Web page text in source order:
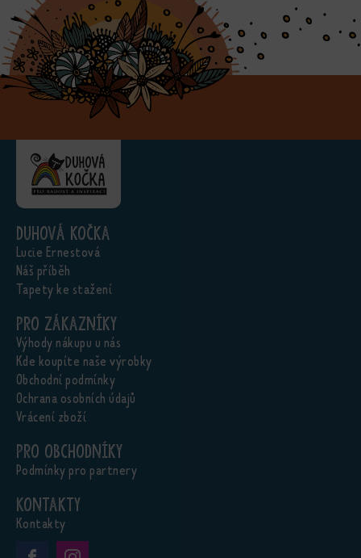
Duhová kočka
Lucie Ernestová
Náš příběh
Tapety ke stažení
Pro zákazníky
Výhody nákupu u nás
Kde koupíte naše výrobky
Obchodní podmínky
Ochrana osobních údajů
Vrácení zboží
Pro obchodníky
Podmínky pro partnery
Kontakty
Kontakty